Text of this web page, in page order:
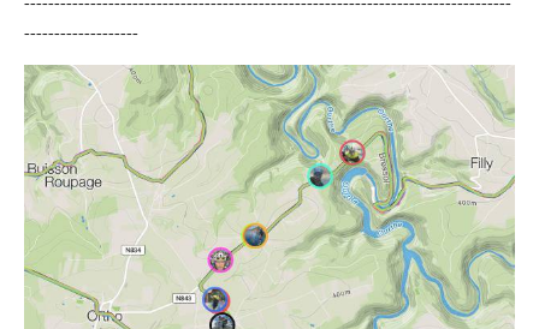
-------------------